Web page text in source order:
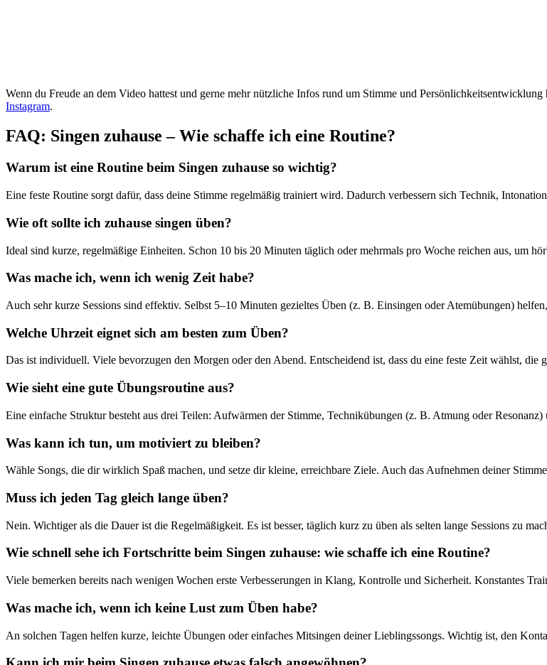
Wenn du Freude an dem Video hattest und gerne mehr nützliche Infos rund um Stimme und
Instagram.
FAQ: Singen zuhause – Wie schaffe ich eine Routine?
Warum ist eine Routine beim Singen zuhause so wichtig?
Eine feste Routine sorgt dafür, dass deine Stimme regelmäßig trainiert wird. Dadurch verbessern sich Technik,
Wie oft sollte ich zuhause singen üben?
Ideal sind kurze, regelmäßige Einheiten. Schon 10 bis 20 Minuten täglich oder mehrmals pro Woche reichen aus, um
Was mache ich, wenn ich wenig Zeit habe?
Auch sehr kurze Sessions sind effektiv. Selbst 5–10 Minuten gezieltes Üben (z. B. Einsingen oder Atemübungen)
Welche Uhrzeit eignet sich am besten zum Üben?
Das ist individuell. Viele bevorzugen den Morgen oder den Abend. Entscheidend ist, dass du eine feste Zeit wählst, die
Wie sieht eine gute Übungsroutine aus?
Eine einfache Struktur besteht aus drei Teilen: Aufwärmen der Stimme, Technikübungen (z. B. Atmung oder Resonanz)
Was kann ich tun, um motiviert zu bleiben?
Wähle Songs, die dir wirklich Spaß machen, und setze dir kleine, erreichbare Ziele. Auch das Aufnehmen deiner
Muss ich jeden Tag gleich lange üben?
Nein. Wichtiger als die Dauer ist die Regelmäßigkeit. Es ist besser, täglich kurz zu üben als selten lange Sessions zu
Wie schnell sehe ich Fortschritte beim Singen zuhause: wie schaffe ich eine Routine?
Viele bemerken bereits nach wenigen Wochen erste Verbesserungen in Klang, Kontrolle und Sicherheit. Konstantes
Was mache ich, wenn ich keine Lust zum Üben habe?
An solchen Tagen helfen kurze, leichte Übungen oder einfaches Mitsingen deiner Lieblingssongs. Wichtig ist, den